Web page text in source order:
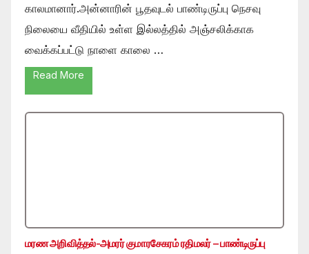
காலமானார்.அன்னாரின் பூதவுடல் பாண்டிருப்பு நெசவு
நிலையை வீதியில் உள்ள இல்லத்தில் அஞ்சலிக்காக
வைக்கப்பட்டு நாளை காலை …
Read More
மரண அறிவித்தல்-அமரர் குமாரசேகரம் ரதிமலர் – பாண்டிருப்பு